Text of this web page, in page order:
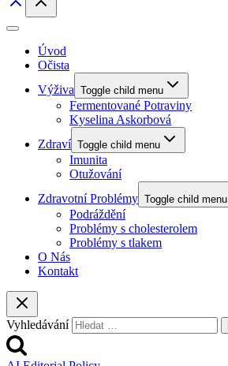
Úvod
Očista
Výživa Toggle child menu
Fermentované Potraviny
Kyselina Askorbová
Zdraví Toggle child menu
Imunita
Otužování
Zdravotní Problémy Toggle child menu
Podráždění
Problémy s cholesterolem
Problémy s tlakem
O Nás
Kontakt
Vyhledávání